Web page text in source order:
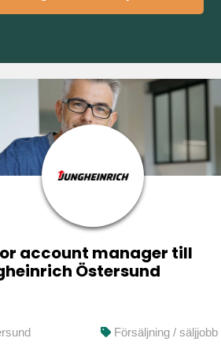
account manager till
Östersund
Försäljning / säljjobb